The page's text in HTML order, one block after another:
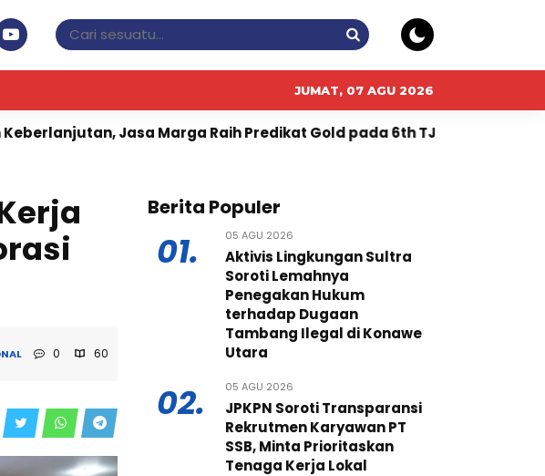
JUMAT, 07 AGU 2026
Marga Raih Predikat Gold pada 6th TJSL & CSR Award 2026
0 60
Berita Populer
01. 05 AGU 2026
Aktivis Lingkungan Sultra
Soroti Lemahnya
Penegakan Hukum
terhadap Dugaan
Tambang Ilegal di Konawe
Utara
02. 05 AGU 2026
JPKPN Soroti Transparansi
Rekrutmen Karyawan PT
SSB, Minta Prioritaskan
Tenaga Kerja Lokal